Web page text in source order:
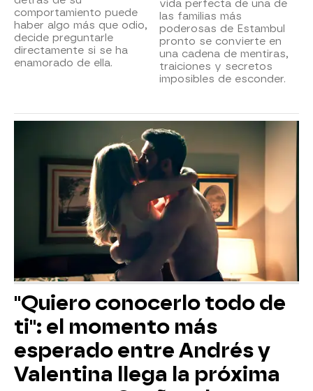
comportamiento puede
haber algo más que odio,
decide preguntarle
directamente si se ha
enamorado de ella.
vida perfecta de una de
las familias más
poderosas de Estambul
pronto se convierte en
una cadena de mentiras,
traiciones y secretos
imposibles de esconder.
"Quiero conocerlo todo de
ti": el momento más
esperado entre Andrés y
Valentina llega la próxima